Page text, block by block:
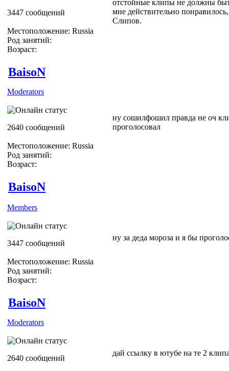
3447 сообщений
Местоположение: Russia
Род занятий:
Возраст:
отстойные клипы не должны
мне действительно
Слипов.
BaisoN
Moderators
2640 сообщений
Местоположение: Russia
Род занятий:
Возраст:
ну сошилфошил правда не оч
проголосовал
BaisoN
Members
3447 сообщений
Местоположение: Russia
Род занятий:
Возраст:
ну за деда мороза и я бы
BaisoN
Moderators
2640 сообщений
дай ссылку в ютубе на те 2